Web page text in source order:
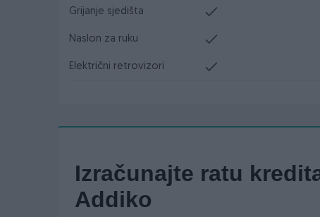
Grijanje sjedišta
Naslon za ruku
Električni retrovizori